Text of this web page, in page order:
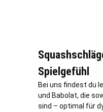
Spielgefühl
Bei uns findest du
und Babolat, die
sind – optimal für